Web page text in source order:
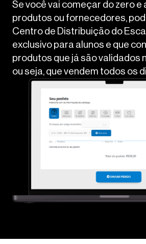
Se você vai começar do zero e
produtos ou fornecedores,
Centro de Distribuição do
exclusivo para alunos e que
produtos que já são validados
ou seja, que vendem todos os